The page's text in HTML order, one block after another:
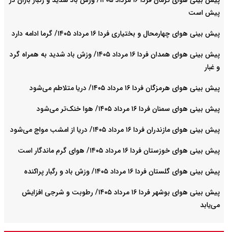
پیش است
پیش بینی هوای چهارمحال و بختیاری فردا ۱۶ مرداد ۱۴۰۵/ گرما ادامه دارد
پیش بینی هوای همدان فردا ۱۶ مرداد ۱۴۰۵/ وزش باد شدید به همراه گرد
و غبار
پیش بینی هوای هرمزگان فردا ۱۶ مرداد ۱۴۰۵/ دریا متلاطم می‌شود
پیش بینی هوای سمنان فردا ۱۶ مرداد ۱۴۰۵/ هوا خنک‌تر می‌شود
پیش بینی هوای مازندران فردا ۱۶ مرداد ۱۴۰۵/ دریا از امشب مواج می‌شود
پیش بینی هوای خوزستان فردا ۱۶ مرداد ۱۴۰۵/ هوای گرم ماندگار است
پیش بینی هوای گلستان فردا ۱۶ مرداد ۱۴۰۵/ وزش باد و رگبار پراکنده
پیش بینی هوای بوشهر فردا ۱۶ مرداد ۱۴۰۵/ رطوبت و شرجی افزایش
می‌یابد